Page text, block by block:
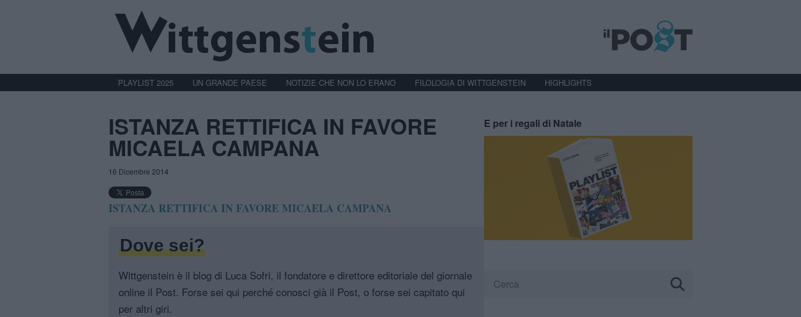
PLAYLIST 2025 UN GRANDE PAESE NOTIZIE CHE NON LO ERANO FILOLOGIA DI WITTGENSTEIN HIGHLIGHTS
ISTANZA RETTIFICA IN FAVORE
MICAELA CAMPANA
16 Dicembre 2014
ISTANZA RETTIFICA IN FAVORE MICAELA CAMPANA
Dove sei?
Wittgenstein è il blog di Luca Sofri, il fondatore e direttore editoriale del giornale
online il Post. Forse sei qui perché conosci già il Post, o forse sei capitato qui
per altri giri.
E per i regali di Natale